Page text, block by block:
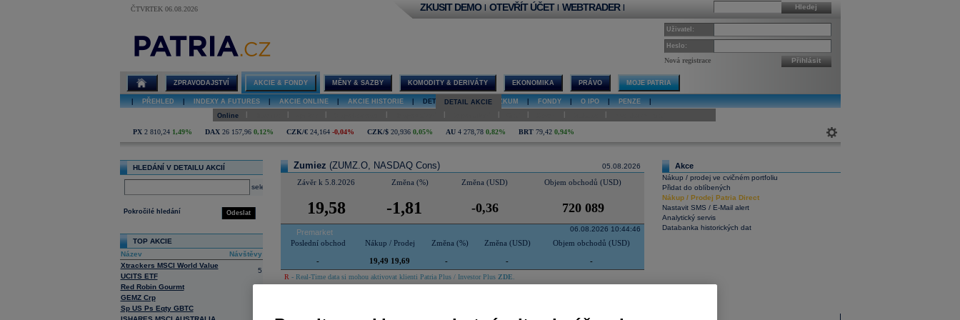
ČTVRTEK 06.08.2026
Zumiez online
Hledej
ZKUSIT DEMO | OTEVŘÍT ÚČET | WEBTRADER |
Uživatel:
Heslo:
Nová registrace Přihlásit
ZPRAVODAJSTVÍ AKCIE & FONDY MĚNY & SAZBY KOMODITY & DERIVÁTY EKONOMIKA PRÁVO MOJE PATRIA
PŘEHLED INDEXY A FUTURES AKCIE ONLINE AKCIE HISTORIE DETAIL AKCIE | VÝZKUM FONDY O IPO PENZE
DETAIL AKCIE
Online
PX 2 810,24 1,49% DAX 26 157,96 0,12% CZK/€ 24,164 -0,04% CZK/$ 20,936 0,05% AU 4 278,78 0,82% BRT 79,42 0,94%
HLEDÁNÍ V DETAILU AKCIÍ
select
Odeslat
Pokročilé hledání
TOP AKCIE
Název
Návštěvy
Xtrackers MSCI World Value
UCITS ETF
5
Red Robin Gourmt
23
GEMZ Crp
Sp US Ps Eqty GBTC
05.08.2026
Zumiez (ZUMZ.O, NASDAQ Cons)
Závěr k 5.8.2026 Změna (%) Změna (USD) Objem obchodů (USD)
19,58 -1,81 -0,36 720 089
Premarket 06.08.2026 10:44:46
Poslední obchod Nákup / Prodej Změna (%) Změna (USD) Objem obchodů (USD)
- 19,49 19,69 - - -
R - Real-Time data si mohou aktivovat klienti Patria Plus / Investor Plus ZDE
Akce
Nákup / prodej ve cvičném portfoliu
Přidat do oblíbených
Nákup/ Prodej Patria Direct
Nastavit SMS / E-Mail alert
Analytický servis
Databanka historických dat